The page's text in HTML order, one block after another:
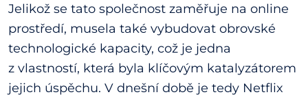
Jelikož se tato společnost zaměřuje na online
prostředí, musela také vybudovat obrovské
technologické kapacity, což je jedna
z vlastností, která byla klíčovým katalyzátorem
jejich úspěchu. V dnešní době je tedy Netflix